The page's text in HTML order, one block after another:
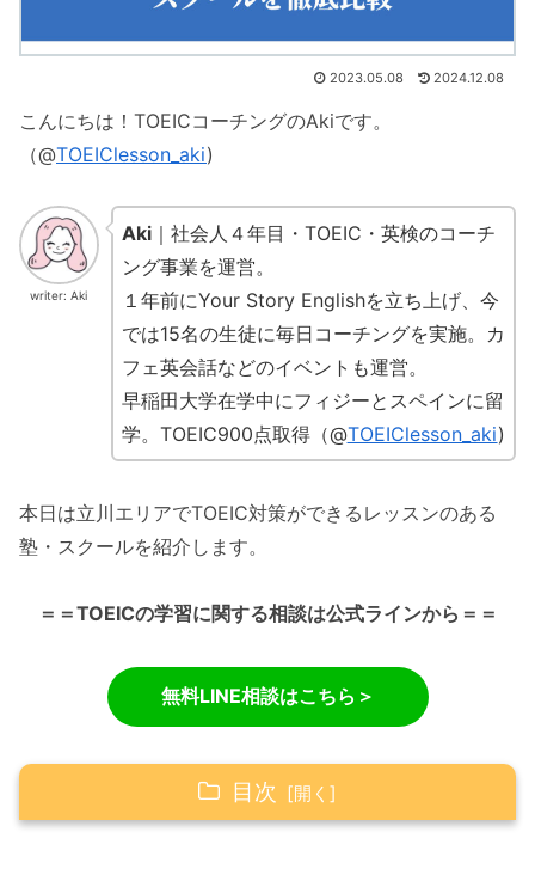
2023.05.08 2024.12.08
こんにちは！TOEICコーチングのAkiです。
（@TOEIClesson_aki)
writer: Aki
Aki｜社会人４年目・TOEIC・英検のコーチ
ング事業を運営。
１年前にYour Story Englishを立ち上げ、今
では15名の生徒に毎日コーチングを実施。カ
フェ英会話などのイベントも運営。
早稲田大学在学中にフィジーとスペインに留
学。TOEIC900点取得（@TOEIClesson_aki)
本日は立川エリアでTOEIC対策ができるレッスンのある
塾・スクールを紹介します。
＝＝TOEICの学習に関する相談は公式ラインから＝＝
無料LINE相談はこちら＞
目次